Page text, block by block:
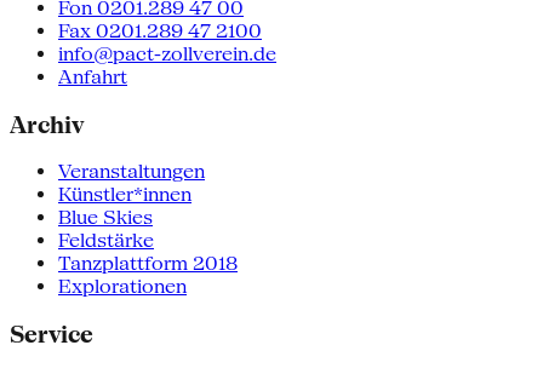
Fon 0201.289 47 00
Fax 0201.289 47 2100
info@pact-zollverein.de
Anfahrt
Archiv
Veranstaltungen
Künstler*innen
Blue Skies
Feldstärke
Tanzplattform 2018
Explorationen
Service